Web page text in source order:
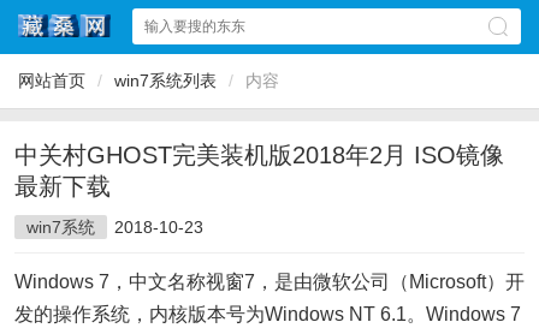
网站首页 / win7系统列表 / 内容
中关村GHOST完美装机版2018年2月 ISO镜像
最新下载
win7系统 2018-10-23
Windows 7，中文名称视窗7，是由微软公司（Microsoft）开
发的操作系统，内核版本号为Windows NT 6.1。Windows 7